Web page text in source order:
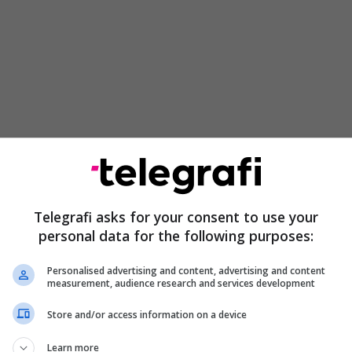
dhe ekipi i tij deri më tani po punonin me shumë
në Ballkanin Perëndimor", tha Vuçiq, duke
e shohin administratën e tij shumë ndryshe
të SHBA-së, transmeton Telegrafi.
në Serbi vetëm për të bërë një krahasim midis
dhe Trump, ose demokratëve me republikanët,
të ishte 90 me 10 ose 95 me 5", tha Vuçiq.
i habitshëm në Serbi, ku shumë ende i
Telegrafi asks for your consent to use your
personal data for the following purposes:
Personalised advertising and content, advertising and content
measurement, audience research and services development
Store and/or access information on a device
Learn more